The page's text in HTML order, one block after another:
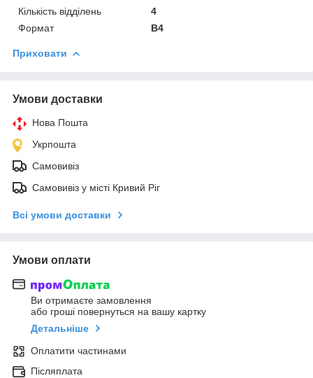
Кількість відділень
4
Формат
B4
Приховати
Умови доставки
Нова Пошта
Укрпошта
Самовивіз
Самовивіз у місті Кривий Ріг
Всі умови доставки
Умови оплати
Ви отримаєте замовлення
або гроші повернуться на вашу картку
Детальніше
Оплатити частинами
Післяплата